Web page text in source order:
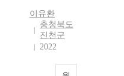
이유환
충청북도
진천군
2022